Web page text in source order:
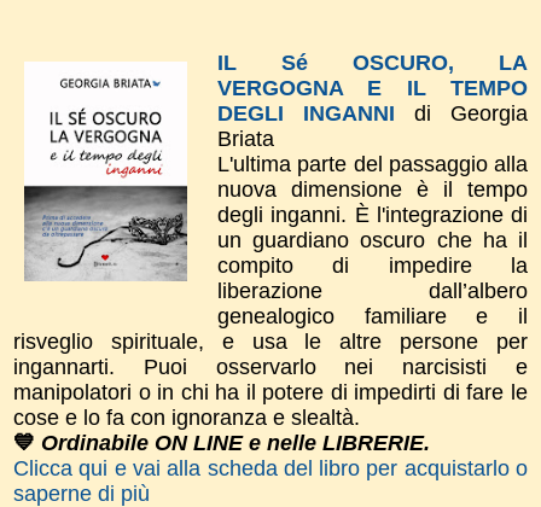
IL Sé OSCURO, LA
VERGOGNA E IL TEMPO
DEGLI INGANNI di Georgia
Briata
L'ultima parte del passaggio alla
nuova dimensione è il tempo
degli inganni. È l'integrazione di
un guardiano oscuro che ha il
compito di impedire la
liberazione dall’albero
genealogico familiare e il
risveglio spirituale, e usa le altre persone per
ingannarti. Puoi osservarlo nei narcisisti e
manipolatori o in chi ha il potere di impedirti di fare le
cose e lo fa con ignoranza e slealtà.
💙 Ordinabile ON LINE e nelle LIBRERIE.
Clicca qui e vai alla scheda del libro per acquistarlo o
saperne di più